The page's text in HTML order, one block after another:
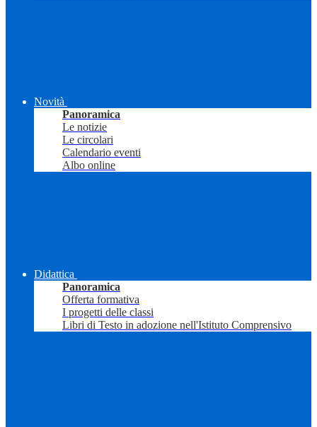
Novità
Panoramica
Le notizie
Le circolari
Calendario eventi
Albo online
Didattica
Panoramica
Offerta formativa
I progetti delle classi
Libri di Testo in adozione nell'Istituto Comprensivo